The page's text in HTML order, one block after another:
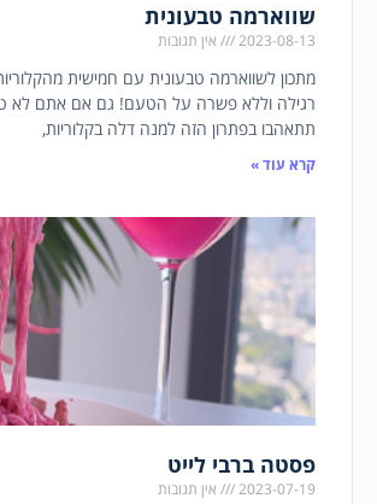
שווארמה טבעונית
2023-08-13 אין תגובות
מתכון לשווארמה טבעונית עם חמישית
רגילה וללא פשרה על הטעם! גם אם אתם לא
תתאהבו בפתרון הזה למנה דלה בקלוריות,
קרא עוד »
פסטה ברבי לייט
2023-07-19 אין תגובות